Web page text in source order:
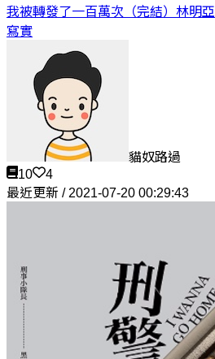
我被轉發了一百萬次（完結） 林明亞
寫實
貓奴路過
10
4
最近更新 / 2021-07-20 00:29:43